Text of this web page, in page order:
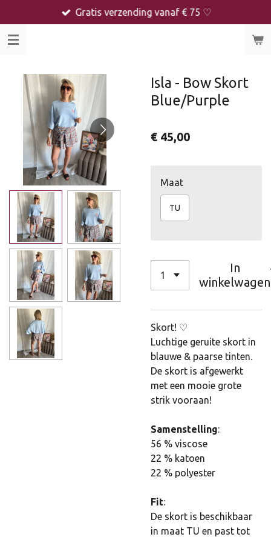
direct
naar
Gratis verzending vanaf € 75 ♡
Isla - Bow Skort
Blue/Purple
€ 45,00
Maat
TU
In
winkelwagen
Skort! ♡
Luchtige geruite skort in
blauwe & paarse tinten.
De skort is afgewerkt
met een mooie grote
strik vooraan!
Samenstelling:
56 % viscose
22 % katoen
22 % polyester
Fit:
De skort is beschikbaar
in maat TU en past tot